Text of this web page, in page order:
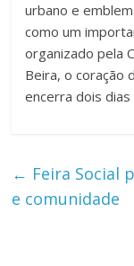
urbano e
como um
organizado pela
Beira, o coração
encerra dois
← Feira Social
e comunidade